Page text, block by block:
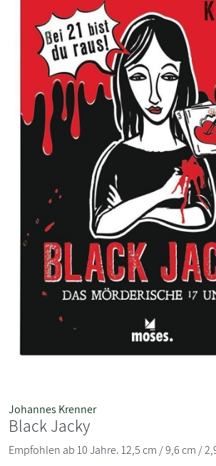
Johannes Krenner
Black Jacky
Empfohlen ab 10 Jahre. 12,5 cm / 9,6 cm /